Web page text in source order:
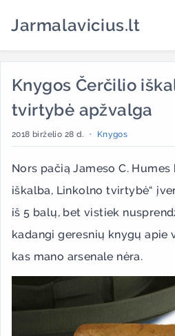
Jarmalavicius.lt
Knygos Čerčilio
tvirtybė apžvalga
2018 birželio 28 d. • Knygos
Nors pačią Jameso C. Humes
iškalba, Linkolno tvirtybė“
iš 5 balų, bet vistiek
kadangi geresnių knygų apie
kas mano arsenale nėra.